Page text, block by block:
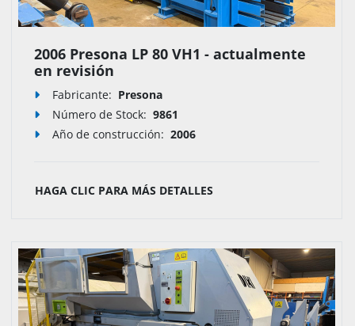
2006 Presona LP 80 VH1 - actualmente
en revisión
Fabricante: Presona
Número de Stock: 9861
Año de construcción: 2006
HAGA CLIC PARA MÁS DETALLES